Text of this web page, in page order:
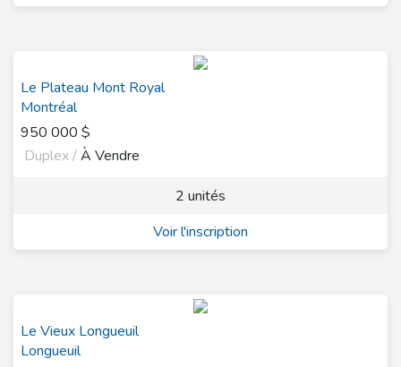
Le Plateau Mont Royal
Montréal
950 000 $
Duplex /À Vendre
2 unités
Voir l'inscription
Le Vieux Longueuil
Longueuil